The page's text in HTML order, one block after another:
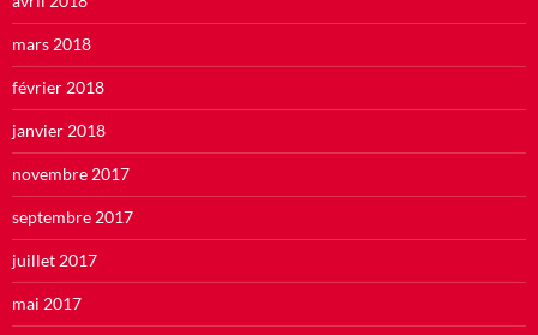
mars 2018
février 2018
janvier 2018
novembre 2017
septembre 2017
juillet 2017
mai 2017